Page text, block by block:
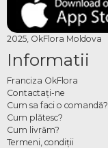
2025, OkFlora Moldova
Informatii
Franciza OkFlora
Contactaţi-ne
Cum sa faci o comandă?
Cum plătesc?
Cum livrăm?
Termeni, condiţii